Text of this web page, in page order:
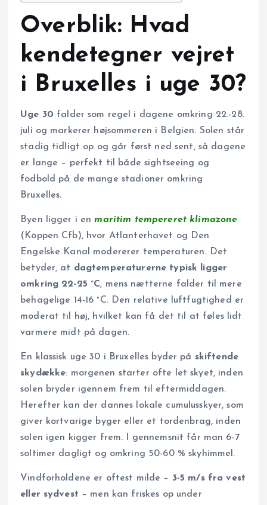
Overblik: Hvad
kendetegner vejret
i Bruxelles i uge 30?
Uge 30 falder som regel i dagene omkring 22.-28.
juli og markerer højsommeren i Belgien. Solen står
stadig tidligt op og går først ned sent, så dagene
er lange – perfekt til både sightseeing og
fodbold på de mange stadioner omkring
Bruxelles.
Byen ligger i enmaritim tempereret klimazone
(Köppen Cfb), hvor Atlanterhavet og Den
Engelske Kanal modererer temperaturen. Det
betyder, at dagtemperaturerne typisk ligger
omkring 22-25 °C, mens nætterne falder til mere
behagelige 14-16 °C. Den relative luftfugtighed er
moderat til høj, hvilket kan få det til at føles lidt
varmere midt på dagen.
En klassisk uge 30 i Bruxelles byder på skiftende
skydække: morgenen starter ofte let skyet, inden
solen bryder igennem frem til eftermiddagen.
Herefter kan der dannes lokale cumulusskyer, som
giver kortvarige byger eller et tordenbrag, inden
solen igen kigger frem. I gennemsnit får man 6-7
soltimer dagligt og omkring 50-60 % skyhimmel.
Vindforholdene er oftest milde – 3-5 m/s fra vest
eller sydvest – men kan friskes op under